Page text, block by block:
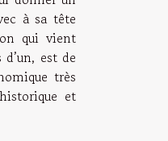
à sa tête
qui vient
est de
très
et